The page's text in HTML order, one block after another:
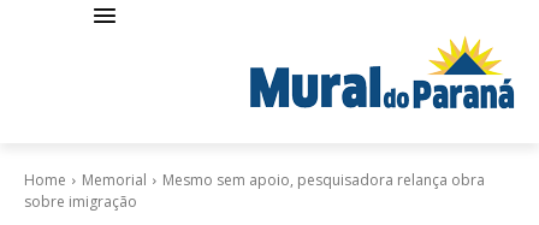
Home Memorial
Mesmo sem apoio, pesquisadora relança obra
sobre imigração